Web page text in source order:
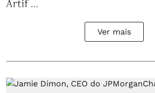
Artif ...
Ver mais